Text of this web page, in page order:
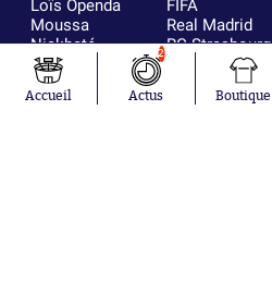
Loïs Openda
Moussa
Niakhaté
Nicolás
Tagliafico
Pavel Šulc
FIFA
Real Madrid
RC Strasbourg
AC Milan
RC Lens
Accueil
2
Actus Boutique